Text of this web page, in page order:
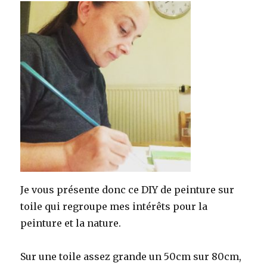
Je vous présente donc ce DIY de peinture sur
toile qui regroupe mes intérêts pour la
peinture et la nature.
Sur une toile assez grande un 50cm sur 80cm,